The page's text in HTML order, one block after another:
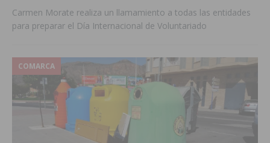
Carmen Morate realiza un llamamiento a todas las entidades
para preparar el Día Internacional de Voluntariado
COMARCA